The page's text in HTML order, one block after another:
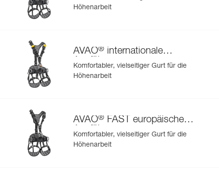
Höhenarbeit
AVAO® internationale
Ausführung
Komfortabler, vielseitiger Gurt für die
Höhenarbeit
AVAO® FAST europäische
Ausführung
Komfortabler, vielseitiger Gurt für die
Höhenarbeit